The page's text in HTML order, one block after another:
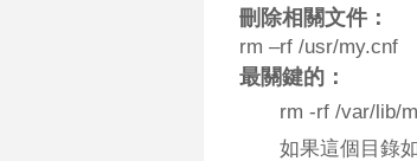
刪除相關文件：
rm –rf /usr/my.cnf
最關鍵的：
rm -rf /var/lib/
如果這個目錄